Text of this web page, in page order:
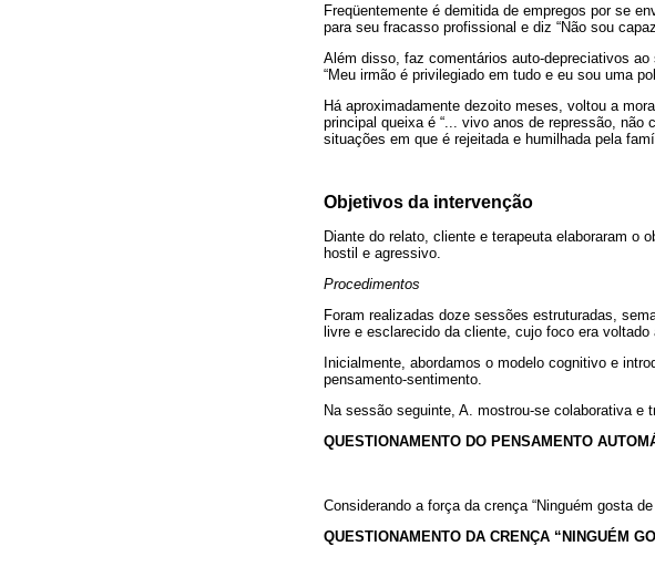
Freqüentemente é demitida de empregos por se
para seu fracasso profissional e diz “Não sou
Além disso, faz comentários auto-depreciativos
“Meu irmão é privilegiado em tudo e eu sou uma
Há aproximadamente dezoito meses, voltou a
principal queixa é “... vivo anos de repressão, não
situações em que é rejeitada e humilhada pela
Objetivos da intervenção
Diante do relato, cliente e terapeuta elaboraram o
hostil e agressivo.
Procedimentos
Foram realizadas doze sessões estruturadas,
livre e esclarecido da cliente, cujo foco era voltado
Inicialmente, abordamos o modelo cognitivo e
pensamento-sentimento.
Na sessão seguinte, A. mostrou-se colaborativa e
QUESTIONAMENTO DO PENSAMENTO
Considerando a força da crença “Ninguém gosta
QUESTIONAMENTO DA CRENÇA “NINGUÉM